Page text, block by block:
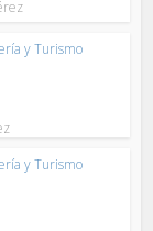
y Turismo
y Turismo